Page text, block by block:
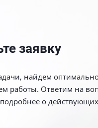
заявку
найдем
работы. Ответим на
о